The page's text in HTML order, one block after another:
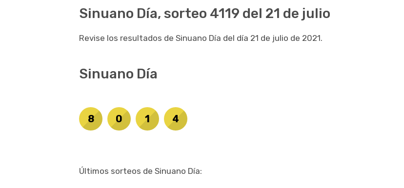
Sinuano Día, sorteo 4119 del 21 de julio
Revise los resultados de Sinuano Día del día 21 de julio de 2021.
Sinuano Día
8 0 1 4
Últimos sorteos de Sinuano Día: